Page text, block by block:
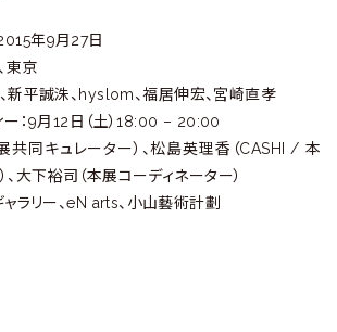
年9月27日
東京
新平誠洙、hyslom、福居伸宏、宮崎直孝
ー：9月12日（土）18:00 – 20:00
共同キュレーター）、松島英理香（CASHI / 本
大下裕司（本展コーディネーター）
ラリー、eN arts、小山藝術計劃